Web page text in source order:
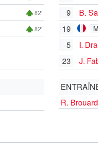
82'
82'
9 B.
19 M
5
I.
23
J.
R. Brouard